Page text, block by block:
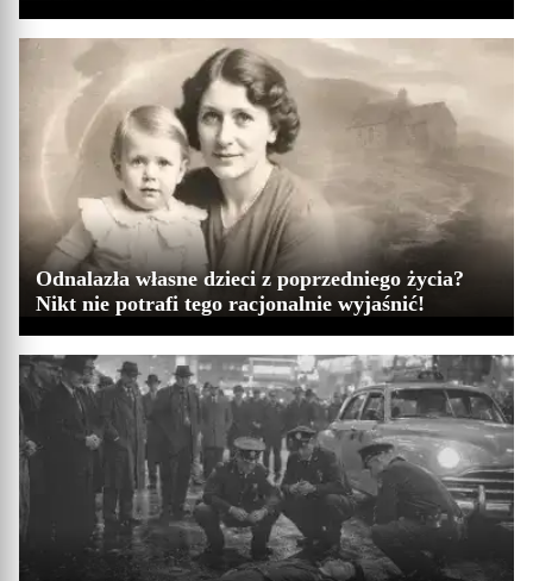
Odnalazła własne dzieci z poprzedniego życia?
Nikt nie potrafi tego racjonalnie wyjaśnić!